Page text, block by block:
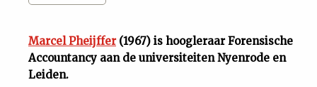
Marcel Pheijffer(1967) is hoogleraar Forensische
Accountancy aan de universiteiten Nyenrode en
Leiden.